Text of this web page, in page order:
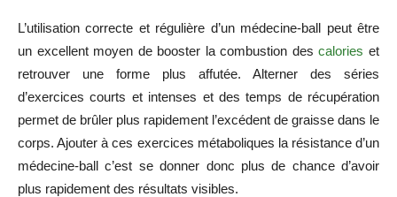
L’utilisation correcte et régulière d’un médecine-ball peut être
un excellent moyen de booster la combustion descalories et
retrouver une forme plus affutée. Alterner des séries
d’exercices courts et intenses et des temps de récupération
permet de brûler plus rapidement l’excédent de graisse dans le
corps. Ajouter à ces exercices métaboliques la résistance d’un
médecine-ball c’est se donner donc plus de chance d’avoir
plus rapidement des résultats visibles.